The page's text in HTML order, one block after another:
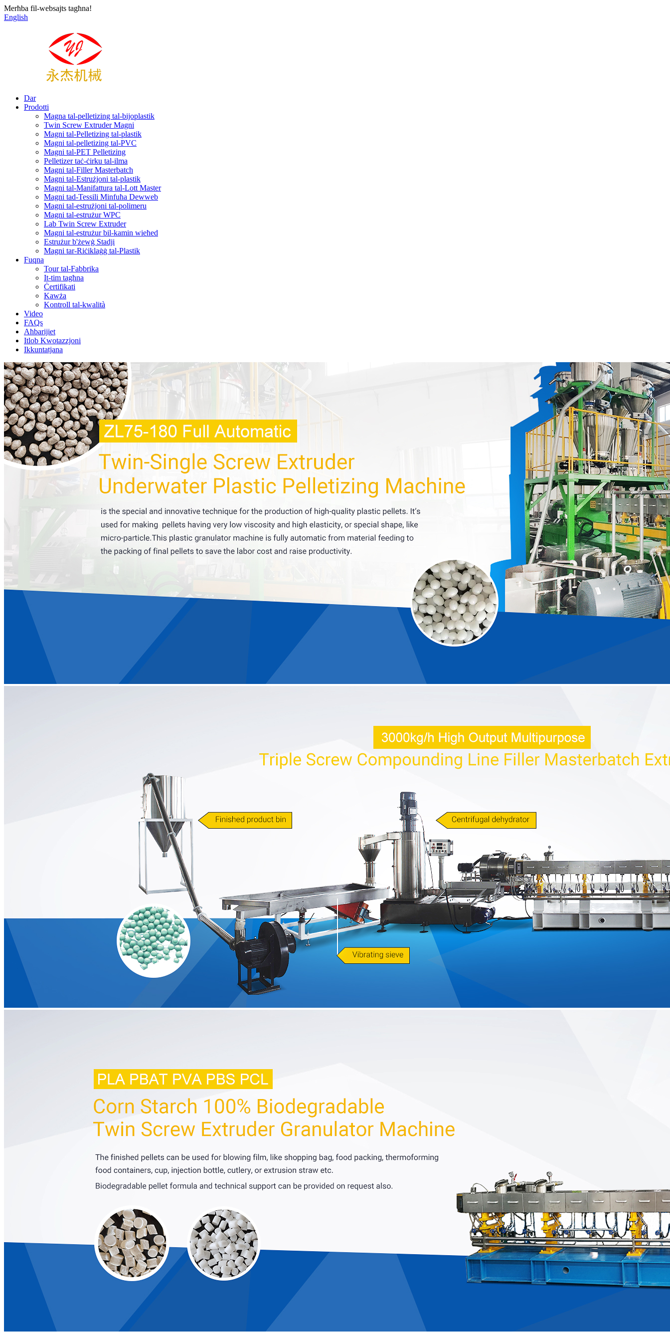
Merħba fil-websajts tagħna!
English
Dar
Prodotti
Magna tal-pelletizing tal-bijoplastik
Twin Screw Extruder Magni
Magni tal-Pelletizing tal-plastik
Magni tal-pelletizing tal-PVC
Magni tal-PET Pelletizing
Pelletizer taċ-ċirku tal-ilma
Magni tal-Filler Masterbatch
Magni tal-Estrużjoni tal-plastik
Magni tal-Manifattura tal-Lott Master
Magni tad-Tessili Minfuħa Dewweb
Magni tal-estrużjoni tal-polimeru
Magni tal-estrużur WPC
Lab Twin Screw Extruder
Magni tal-estrużur bil-kamin wieħed
Estrużur b'żewġ Stadji
Magni tar-Riċiklaġġ tal-Plastik
Fuqna
Tour tal-Fabbrika
It-tim tagħna
Ċertifikati
Kawża
Kontroll tal-kwalità
Video
FAQs
Aħbarijiet
Itlob Kwotazzjoni
Ikkuntatjana